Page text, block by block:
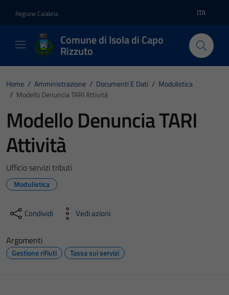
Regione Calabria Lingua
ITA
Comune di Isola di Capo
Rizzuto
Home / Amministrazione / Documenti E Dati / Modulistica
/ Modello Denuncia TARI Attività
Modello Denuncia TARI
Attività
Ufficio servizi tributi
Modulistica
Condividi Vedi azioni
Argomenti
Gestione rifiuti Tassa sui servizi